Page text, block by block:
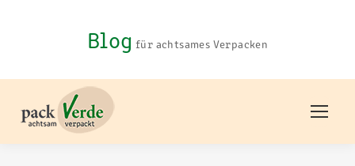
Blog für achtsames Verpacken